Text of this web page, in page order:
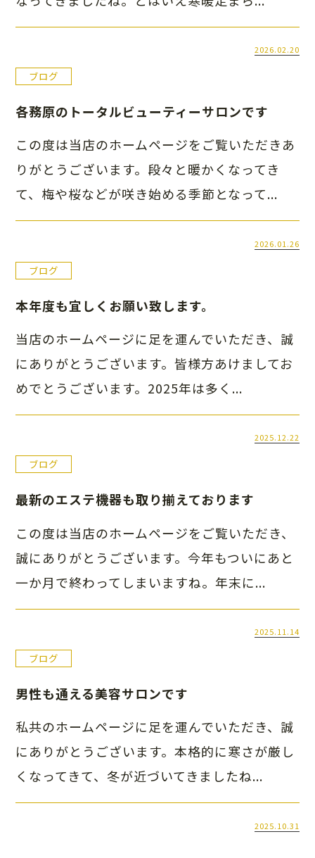
2026.02.20
ブログ
各務原のトータルビューティーサロンです
この度は当店のホームページをご覧いただきあ
りがとうございます。段々と暖かくなってき
て、梅や桜などが咲き始める季節となって...
2026.01.26
ブログ
本年度も宜しくお願い致します。
当店のホームページに足を運んでいただき、誠
にありがとうございます。皆様方あけましてお
めでとうございます。2025年は多く...
2025.12.22
ブログ
最新のエステ機器も取り揃えております
この度は当店のホームページをご覧いただき、
誠にありがとうございます。今年もついにあと
一か月で終わってしまいますね。年末に...
2025.11.14
ブログ
男性も通える美容サロンです
私共のホームページに足を運んでいただき、誠
にありがとうございます。本格的に寒さが厳し
くなってきて、冬が近づいてきましたね...
2025.10.31